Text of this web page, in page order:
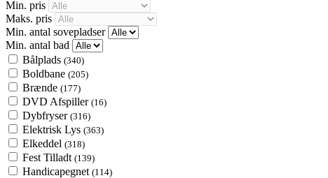
Min. pris
Maks. pris
Min. antal sovepladser
Min. antal bad
Bålplads (340)
Boldbane (205)
Brænde (177)
DVD Afspiller (16)
Dybfryser (316)
Elektrisk Lys (363)
Elkeddel (318)
Fest Tilladt (139)
Handicapegnet (114)